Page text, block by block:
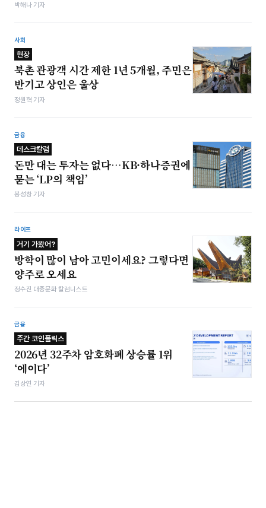
박해나 기자
사회
현장
북촌 관광객 시간 제한 1년 5개월, 주민은
반기고 상인은 울상
정원혁 기자
금융
데스크칼럼
돈만 대는 투자는 없다…KB·하나증권에
묻는 ‘LP의 책임’
봉성창 기자
라이프
거기 가봤어?
방학이 많이 남아 고민이세요? 그렇다면
양주로 오세요
정수진 대중문화 칼럼니스트
금융
주간 코인플릭스
2026년 32주차 암호화폐 상승률 1위
‘에이다’
김상연 기자